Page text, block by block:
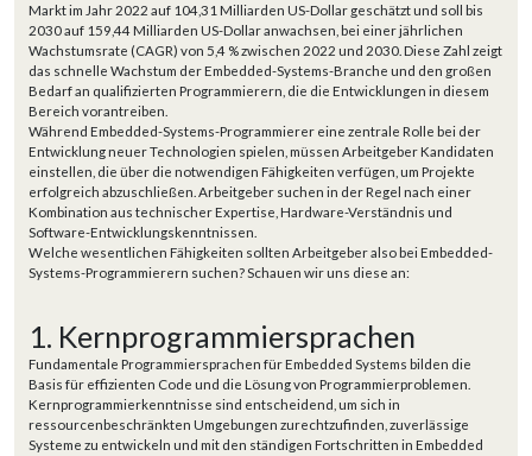
Markt im Jahr 2022 auf 104,31 Milliarden US-Dollar geschätzt und soll bis
2030 auf 159,44 Milliarden US-Dollar anwachsen, bei einer jährlichen
Wachstumsrate (CAGR) von 5,4 % zwischen 2022 und 2030. Diese Zahl zeigt
das schnelle Wachstum der Embedded-Systems-Branche und den großen
Bedarf an qualifizierten Programmierern, die die Entwicklungen in diesem
Bereich vorantreiben.
Während Embedded-Systems-Programmierer eine zentrale Rolle bei der
Entwicklung neuer Technologien spielen, müssen Arbeitgeber Kandidaten
einstellen, die über die notwendigen Fähigkeiten verfügen, um Projekte
erfolgreich abzuschließen. Arbeitgeber suchen in der Regel nach einer
Kombination aus technischer Expertise, Hardware-Verständnis und
Software-Entwicklungskenntnissen.
Welche wesentlichen Fähigkeiten sollten Arbeitgeber also bei Embedded-
Systems-Programmierern suchen? Schauen wir uns diese an:
1. Kernprogrammiersprachen
Fundamentale Programmiersprachen für Embedded Systems bilden die
Basis für effizienten Code und die Lösung von Programmierproblemen.
Kernprogrammierkenntnisse sind entscheidend, um sich in
ressourcenbeschränkten Umgebungen zurechtzufinden, zuverlässige
Systeme zu entwickeln und mit den ständigen Fortschritten in Embedded